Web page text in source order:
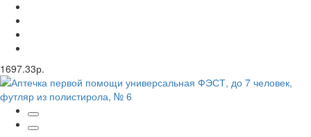
1697.33р.